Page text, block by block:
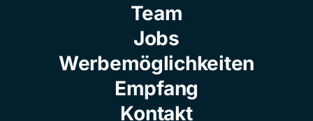
Team
Jobs
Werbemöglichkeiten
Empfang
Kontakt